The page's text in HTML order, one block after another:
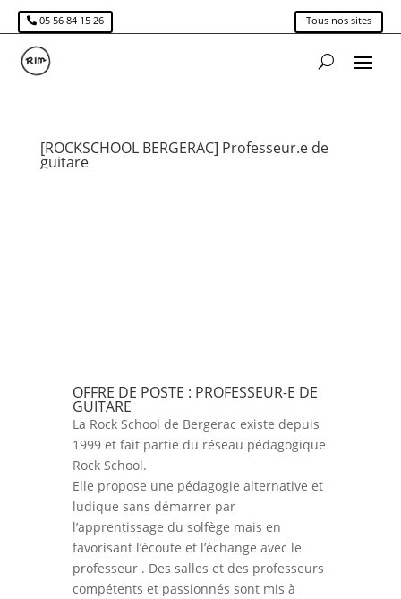
05 56 84 15 26 Tous nos sites
[ROCKSCHOOL BERGERAC] Professeur.e de
guitare
OFFRE DE POSTE : PROFESSEUR-E DE
GUITARE
La Rock School de Bergerac existe depuis
1999 et fait partie du réseau pédagogique
Rock School.
Elle propose une pédagogie alternative et
ludique sans démarrer par
l’apprentissage du solfège mais en
favorisant l’écoute et l’échange avec le
professeur . Des salles et des professeurs
compétents et passionnés sont mis à